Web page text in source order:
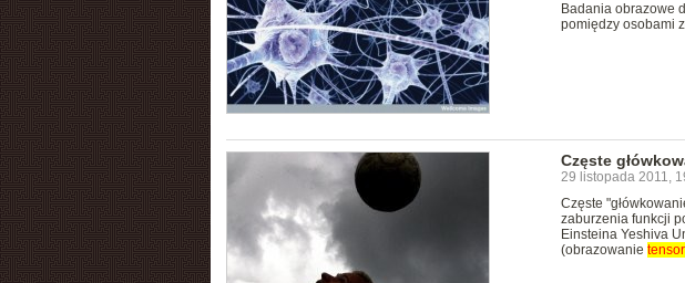
Badania obrazowe
pomiędzy osobami
Częste
29 listopada 2011,
Częste
zaburzenia funkcji
Einsteina Yeshiva
(obrazowanie